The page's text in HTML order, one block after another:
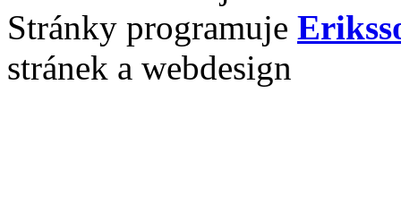
Stránky programuje
stránek a webdesign